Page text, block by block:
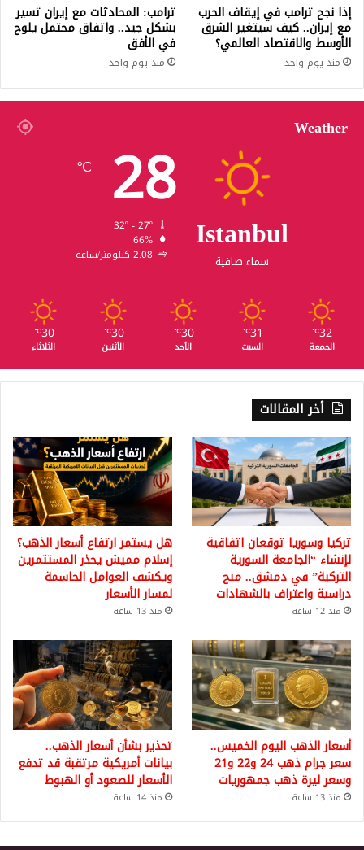
إذا نجح ترامب في إيقاف الحرب
مع إيران.. كيف سيتغير الشرق
الأوسط والاقتصاد العالمي؟
منذ يوم واحد
ترامب: المحادثات مع إيران تسير
بشكل جيد.. واتفاق محتمل يلوح
في الأفق
منذ يوم واحد
Weather
Istanbul
سماء صافية
28
℃
66%
2.08 كيلومتر/ساعة
32
℃
الجمعة
31
℃
السبت
30
℃
الأحد
30
℃
الأثنين
30
℃
الثلاثاء
أخر المقالات
تركيا وسوريا توقعان اتفاقية
لإنشاء “الجامعة السورية
التركية” في دمشق.. منح
دراسية واعتراف بالشهادات
منذ 12 ساعة
هل يستمر ارتفاع أسعار الذهب؟
إسلام مميش يحذر المستثمرين
ويكشف العوامل الحاسمة
لمسار الأسعار
منذ 13 ساعة
أسعار الذهب اليوم الخميس..
سعر جرام ذهب 24 و22 و21
وسعر ليرة ذهب جمهوريات
منذ 13 ساعة
تحذير بشأن أسعار الذهب..
بيانات أمريكية مرتقبة قد تدفع
الأسعار للصعود أو الهبوط
منذ 14 ساعة